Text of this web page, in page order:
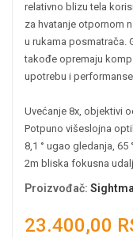
relativno blizu tela
za hvatanje otpornom
u rukama posmatrača.
takođe opremaju
upotrebu i
Uvećanje 8x, objektivi
Potpuno višeslojna
8,1 ° ugao gledanja,
2m bliska fokusna
Proizvođač:
23.400,00